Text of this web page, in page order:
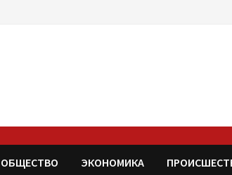
ОБЩЕСТВО ЭКОНОМИКА